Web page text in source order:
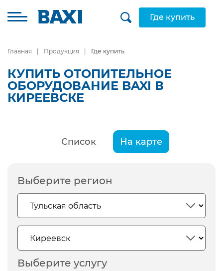
Где купить
Главная Продукция Где купить
КУПИТЬ ОТОПИТЕЛЬНОЕ
ОБОРУДОВАНИЕ BAXI В
КИРЕЕВСКЕ
Список На карте
Выберите регион
Выберите услугу